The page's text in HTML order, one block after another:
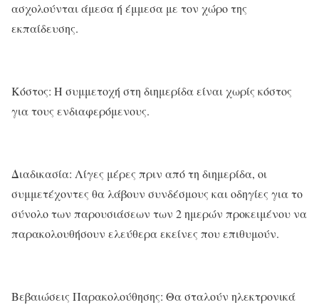
ασχολούνται άμεσα ή έμμεσα με τον χώρο της
εκπαίδευσης.
Κόστος: Η συμμετοχή στη διημερίδα είναι χωρίς κόστος
για τους ενδιαφερόμενους.
Διαδικασία: Λίγες μέρες πριν από τη διημερίδα, οι
συμμετέχοντες θα λάβουν συνδέσμους και οδηγίες για το
σύνολο των παρουσιάσεων των 2 ημερών προκειμένου να
παρακολουθήσουν ελεύθερα εκείνες που επιθυμούν.
Βεβαιώσεις Παρακολούθησης: Θα σταλούν ηλεκτρονικά